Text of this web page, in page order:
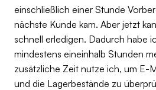
einschließlich einer Stunde
nächste Kunde kam. Aber jetzt
schnell erledigen. Dadurch habe
mindestens eineinhalb Stunden
zusätzliche Zeit nutze ich, um E-
und die Lagerbestände zu